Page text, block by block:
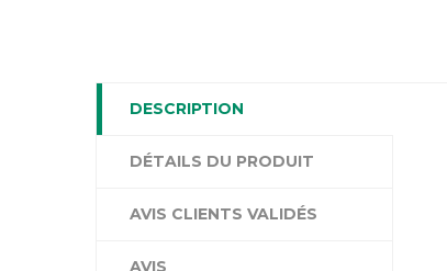
DESCRIPTION
DÉTAILS DU PRODUIT
AVIS CLIENTS VALIDÉS
AVIS